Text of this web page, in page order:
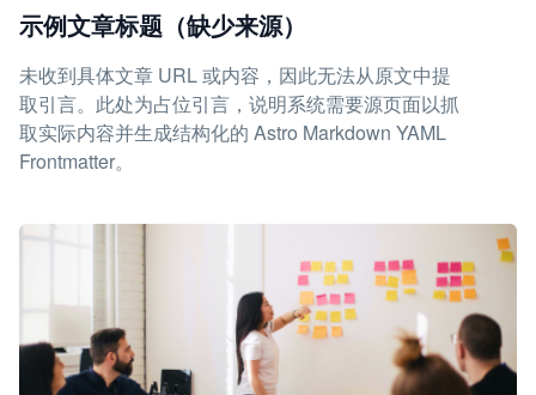
示例文章标题（缺少来源）
未收到具体文章 URL 或内容，因此无法从原文中提
取引言。此处为占位引言，说明系统需要源页面以抓
取实际内容并生成结构化的 Astro Markdown YAML
Frontmatter。